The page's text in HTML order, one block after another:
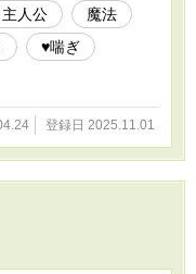
、俺には超絶可愛い
異世界召喚で手に入
なんてないし、困る
『持ち込み有り・チ
というわけだ。 ふっ
だな。
主人公
魔法
♥喘ぎ
登録日 2025.11.01